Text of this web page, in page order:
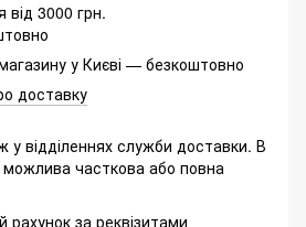
від 3000 грн.
у Києві — безкоштовно
доставку
у відділеннях служби доставки. В
часткова або повна
рахунок за реквізитами